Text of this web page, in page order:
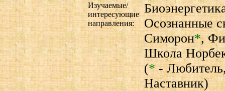
Изучаемые/
интересующие
направления:
Осознанные
Симорон*,
Школа
(*-
Наставник)